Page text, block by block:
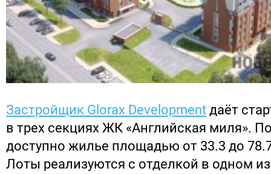
Застройщик Glorax Development даёт
в трех секциях ЖК «Английская миля».
доступно жилье площадью от 33.3 до
Лоты реализуются с отделкой в одном